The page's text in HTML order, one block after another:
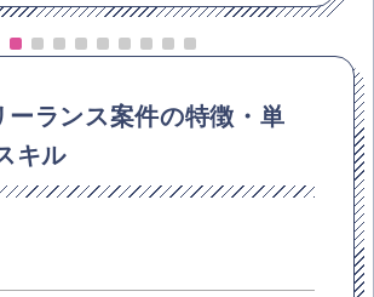
ランス案件の特徴・単
キル